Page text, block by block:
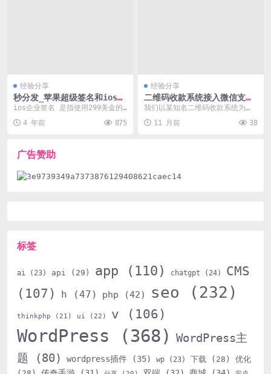
经验分享
秒分发_苹果超级签名和ios企
业签名有什么区别？
ios企业签名 是指使用299美金的
PA文...
4 年前 875
经验分享
二维码收款系统接入微信支付
API配置详解及常见问题排查
我们以某知名二维码收款系统为
的配置流程，并针对开...
11 月前 38
广告赞助
标签
ai (23) api (29) app (110) chatgpt (24)
CMS
(107)
h (47) php (42) seo (232)
thinkphp (21) ui (22) v (106)
WordPress (368) WordPress主
题 (80) wordpress插件 (35) wp (23) 下载 (28)
优化